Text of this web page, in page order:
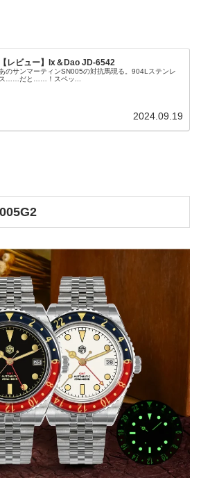
【レビュー】Ix＆Dao JD-6542
あのサンマーティンSN005の対抗馬現る。904Lステンレ
ス……だと……！スペッ...
2024.09.19